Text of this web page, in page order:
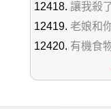
讓我殺
老娘和
有機食